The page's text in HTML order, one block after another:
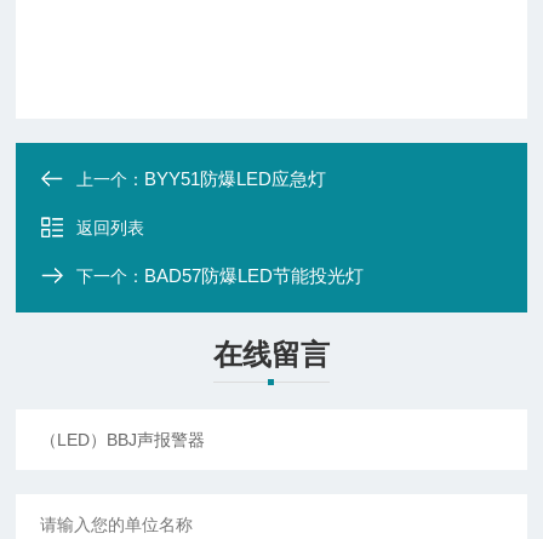
上一个： BYY51防爆LED应急灯
返回列表
下一个： BAD57防爆LED节能投光灯
在线留言